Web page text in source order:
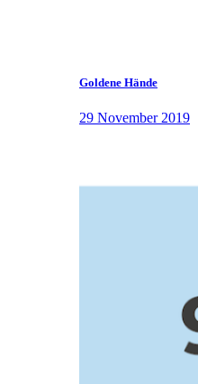
Goldene Hände
29 November 2019